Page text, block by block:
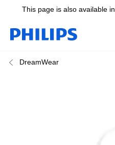
This page is also available in
DreamWear